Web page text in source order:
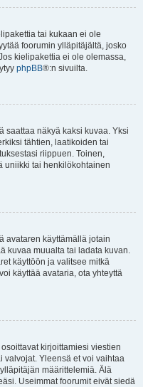
tai kukaan ei ole
foorumin ylläpitäjältä, josko
kielipakettia ei ole olemassa,
phpBB®:n sivuilta.
saattaa näkyä kaksi kuvaa. Yksi
tähtien, laatikoiden tai
riippuen. Toinen,
uniikki tai henkilökohtainen
avataren käyttämällä jotain
kuvaa muualta tai ladata kuvan.
käyttöön ja valitsee mitkä
käyttää avataria, ota yhteyttä
kirjoittamiesi viestien
valvojat. Yleensä et voi vaihtaa
määrittelemiä. Älä
Useimmat foorumit eivät siedä